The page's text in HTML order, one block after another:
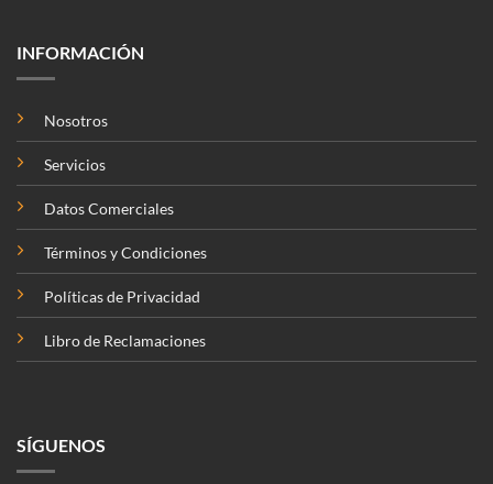
INFORMACIÓN
Nosotros
Servicios
Datos Comerciales
Términos y Condiciones
Políticas de Privacidad
Libro de Reclamaciones
SÍGUENOS